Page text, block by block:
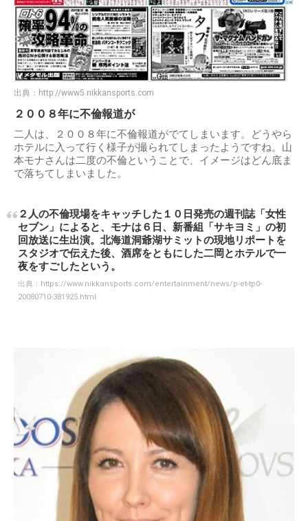
出典： http://www5.nikkansports.com
２００８年に不倫報道が
二人は、２００８年に不倫報道がでてしまいます。どうやら
ホテルに入って行く様子が撮られてしまったようですね。山
本モナさんは二度の不倫ということで、イメージはどん底ま
で落ちてしまいました。
２人の不倫現場をキャッチした１０日発売の週刊誌「女性
セブン」によると、モナは６日、新番組「サキヨミ」の初
回放送に生出演。北海道洞爺湖サミットの現地リポートを
スタジオで伝えた後、酒席をともにした二岡とホテルで一
夜をすごしたという。
出典： https://www.nikkansports.com/entertainment/news/p-et-tp0-
20080710-381925.html